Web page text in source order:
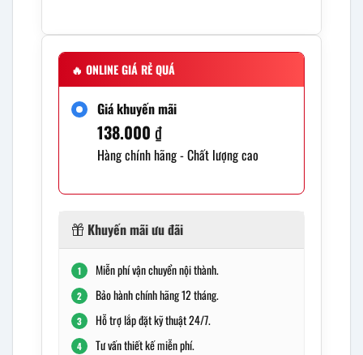
🔥 ONLINE GIÁ RẺ QUÁ
Giá khuyến mãi
138.000 ₫
Hàng chính hãng - Chất lượng cao
Khuyến mãi ưu đãi
1 Miễn phí vận chuyển nội thành.
2 Bảo hành chính hãng 12 tháng.
3 Hỗ trợ lắp đặt kỹ thuật 24/7.
4 Tư vấn thiết kế miễn phí.